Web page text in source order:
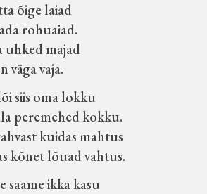
õige laiad
rohuaiad.
uhked majad
väga vaja.
siis oma lokku
peremehed kokku.
kuidas mahtus
kõnet lõuad vahtus.
saame ikka kasu